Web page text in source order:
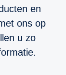
en
ons op
u zo